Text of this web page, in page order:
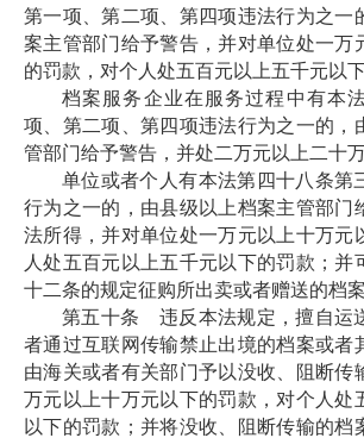
第一项、第二项、第四项违法行为之一
案主管部门给予警告，并对单位处一万
的罚款，对个人处五百元以上五千元以下
档案服务企业在服务过程中有本
项、第二项、第四项违法行为之一的，
管部门给予警告，并处二万元以上二十
单位或者个人有本法第四十八条第
行为之一的，由县级以上档案主管部门
法所得，并对单位处一万元以上十万元
人处五百元以上五千元以下的罚款；并
十二条的规定征购所出卖或者赠送的档案
第五十条 违反本法规定，擅自运
者通过互联网传输禁止出境的档案或者
由海关或者有关部门予以没收、阻断传
万元以上十万元以下的罚款，对个人处
以下的罚款；并将没收、阻断传输的档